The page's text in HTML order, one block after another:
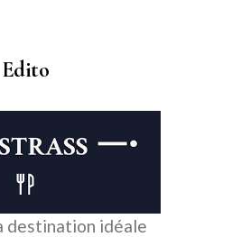
Edito
destination idéale